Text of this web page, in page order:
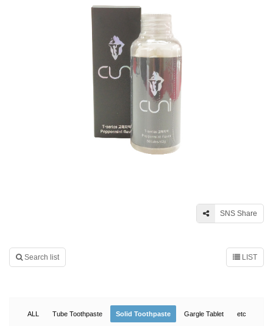
SNS Share
Search list LIST
ALL Tube Toothpaste Solid Toothpaste Gargle Tablet etc